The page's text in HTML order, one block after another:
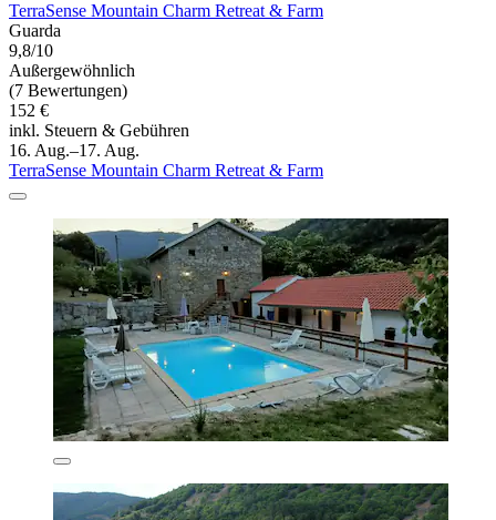
TerraSense Mountain Charm Retreat & Farm
Guarda
9,8/10
Außergewöhnlich
(7 Bewertungen)
152 €
inkl. Steuern & Gebühren
16. Aug.–17. Aug.
TerraSense Mountain Charm Retreat & Farm